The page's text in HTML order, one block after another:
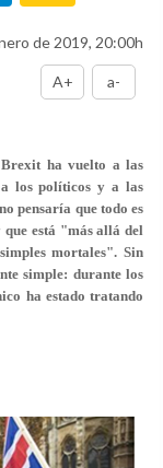
de 2019, 20:00h
A+ a-
ha vuelto a las
los políticos y a las
pensaría que todo es
que está "más allá del
mortales". Sin
simple: durante los
ha estado tratando